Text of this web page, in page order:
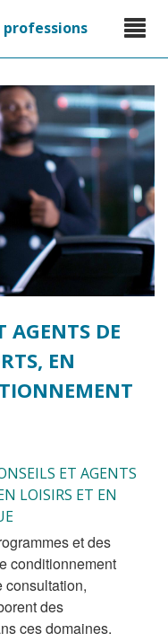
professions
Toggle
AGENTS DE
EN
ET AGENTS
LOISIRS ET EN
conditionnement
consultation,
des
ces domaines.